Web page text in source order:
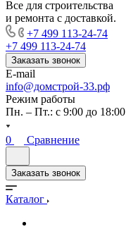
Все для строительства
и ремонта с доставкой.
+7 499 113-24-74
+7 499 113-24-74
Заказать звонок
E-mail
info@домстрой-33.рф
Режим работы
Пн. – Пт.: с 9:00 до 18:00
0 Сравнение
Заказать звонок
Каталог